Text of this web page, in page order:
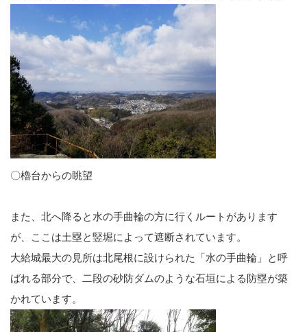
〇櫓台からの眺望
また、北へ降ると水の手曲輪の方に行くルートがあります
が、ここは土塁と竪堀によって遮断されています。
大給城最大の見所は北尾根に設けられた「水の手曲輪」と呼
ばれる部分で、二段の砂防ダムのような石垣による防塁が築
かれています。